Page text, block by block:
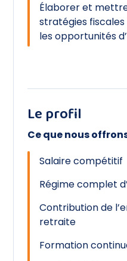
Élaborer et
stratégies
les opportunités
Le profil
Ce que nous
Salaire compétitif
Régime complet
Contribution de
retraite
Formation